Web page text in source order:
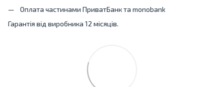
Оплата частинами ПриватБанк та monobank
Гарантія від виробника 12 місяців.